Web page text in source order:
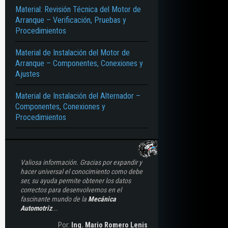
Material: Revisión Técnica del Motor de
Arranque – Verificación, Pruebas y
Procedimientos
Material de Instalación del Motor de
Arranque – Componentes, Conexiones y
Ajustes
Material de Instalación del Alternador –
Componentes, Conexiones y
Procedimientos
Valiosa información. Gracias por expandir y
hacer universal el conocimiento como debe
ser, su ayuda permite obtener los datos
correctos para desenvolvernos en el
fascinante mundo de la Mecánica
Automotriz...
Por: Ing. Mario Romero Lenis